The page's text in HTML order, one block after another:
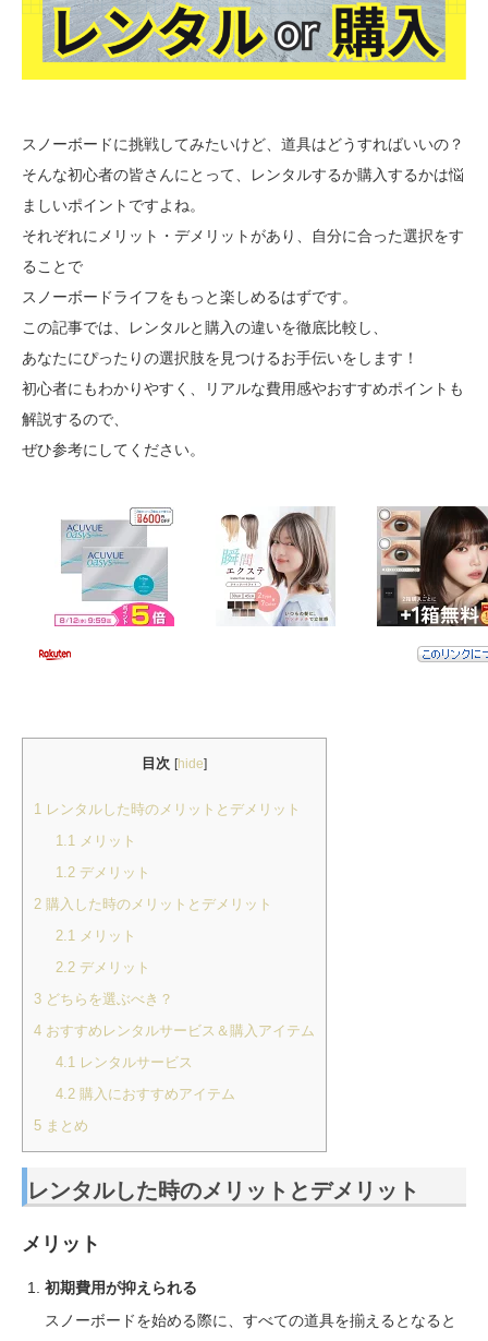
スノーボードに挑戦してみたいけど、道具はどうすればいいの？
そんな初心者の皆さんにとって、レンタルするか購入するかは悩
ましいポイントですよね。
それぞれにメリット・デメリットがあり、自分に合った選択をす
ることで
スノーボードライフをもっと楽しめるはずです。
この記事では、レンタルと購入の違いを徹底比較し、
あなたにぴったりの選択肢を見つけるお手伝いをします！
初心者にもわかりやすく、リアルな費用感やおすすめポイントも
解説するので、
ぜひ参考にしてください。
目次 [hide]
1
レンタルした時のメリットとデメリット
1.1
メリット
1.2デメリット
2 購入した時のメリットとデメリット
2.1
メリット
2.2デメリット
3 どちらを選ぶべき？
4 おすすめレンタルサービス＆購入アイテム
4.1
レンタルサービス
4.2購入におすすめアイテム
5 まとめ
レンタルした時のメリットとデメリット
メリット
初期費用が抑えられる
スノーボードを始める際に、すべての道具を揃えるとなると